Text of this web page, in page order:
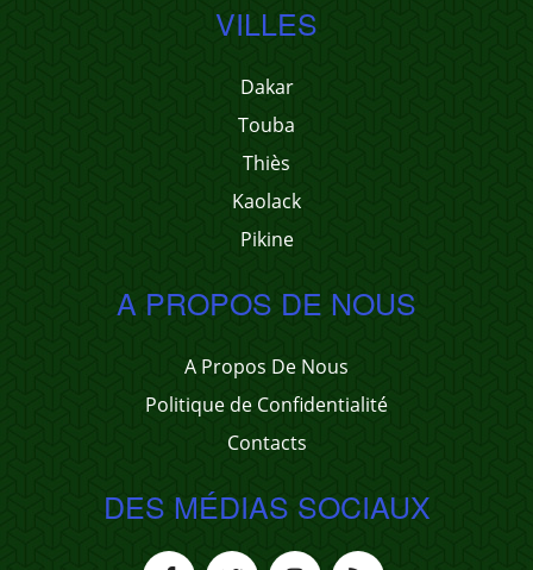
VILLES
Dakar
Touba
Thiès
Kaolack
Pikine
A PROPOS DE NOUS
A Propos De Nous
Politique de Confidentialité
Contacts
DES MÉDIAS SOCIAUX